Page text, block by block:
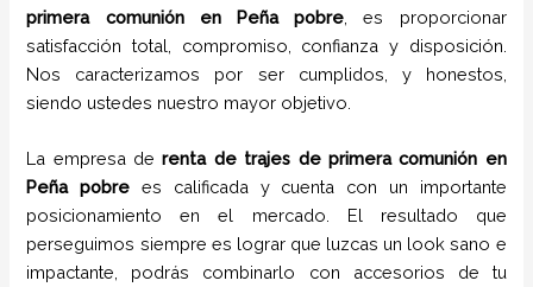
primera comunión
enPeña pobre , es proporcionar
satisfacción total, compromiso, confianza y disposición.
Nos caracterizamos por ser cumplidos, y honestos,
siendo ustedes nuestro mayor objetivo.
La empresa derenta de trajes de primera comunión en
Peña pobre es calificada y cuenta con un importante
posicionamiento en el mercado. El resultado que
perseguimos siempre es lograr que luzcas un look sano e
impactante, podrás combinarlo con accesorios de tu